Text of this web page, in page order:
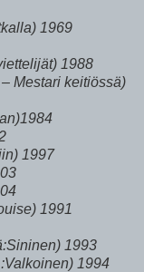
1969
1988
Mestari keitiössä)
1997
1991
1993
1994